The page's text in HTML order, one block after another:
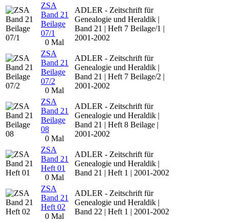
ZSA
Band 21
Beilage
07/1
0 Mal
ADLER - Zeitschrift für
Genealogie und Heraldik |
Band 21 | Heft 7 Beilage/1 |
2001-2002
ZSA
Band 21
Beilage
07/2
0 Mal
ADLER - Zeitschrift für
Genealogie und Heraldik |
Band 21 | Heft 7 Beilage/2 |
2001-2002
ZSA
Band 21
Beilage
08
0 Mal
ADLER - Zeitschrift für
Genealogie und Heraldik |
Band 21 | Heft 8 Beilage |
2001-2002
ZSA
Band 21
Heft 01
0 Mal
ADLER - Zeitschrift für
Genealogie und Heraldik |
Band 21 | Heft 1 | 2001-2002
ZSA
Band 21
Heft 02
0 Mal
ADLER - Zeitschrift für
Genealogie und Heraldik |
Band 22 | Heft 1 | 2001-2002